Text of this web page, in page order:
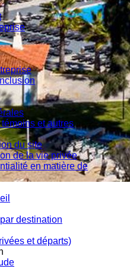
et autres
du site
de la vie privée
en matière de
destination
et départs)